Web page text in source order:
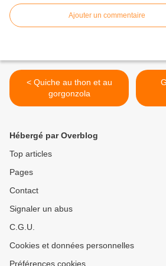
Ajouter un commentaire
< Quiche au thon et au
gorgonzola
Hébergé par Overblog
Top articles
Pages
Contact
Signaler un abus
C.G.U.
Cookies et données personnelles
Préférences cookies